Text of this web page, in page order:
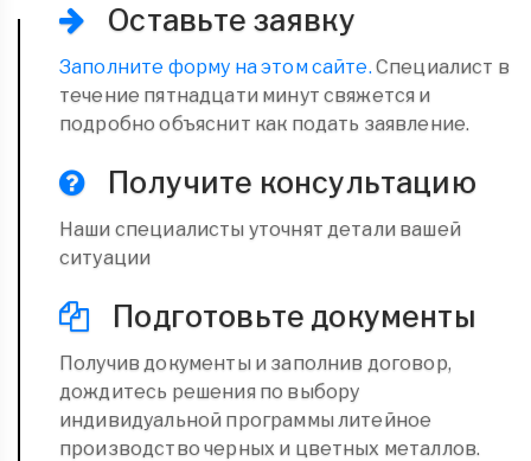
Оставьте заявку
Заполните форму на этом сайте. Специалист в
течение пятнадцати минут свяжется и
подробно объяснит как подать заявление.
Получите консультацию
Наши специалисты уточнят детали вашей
ситуации
Подготовьте документы
Получив документы и заполнив договор,
дождитесь решения по выбору
индивидуальной программы литейное
производство черных и цветных металлов.